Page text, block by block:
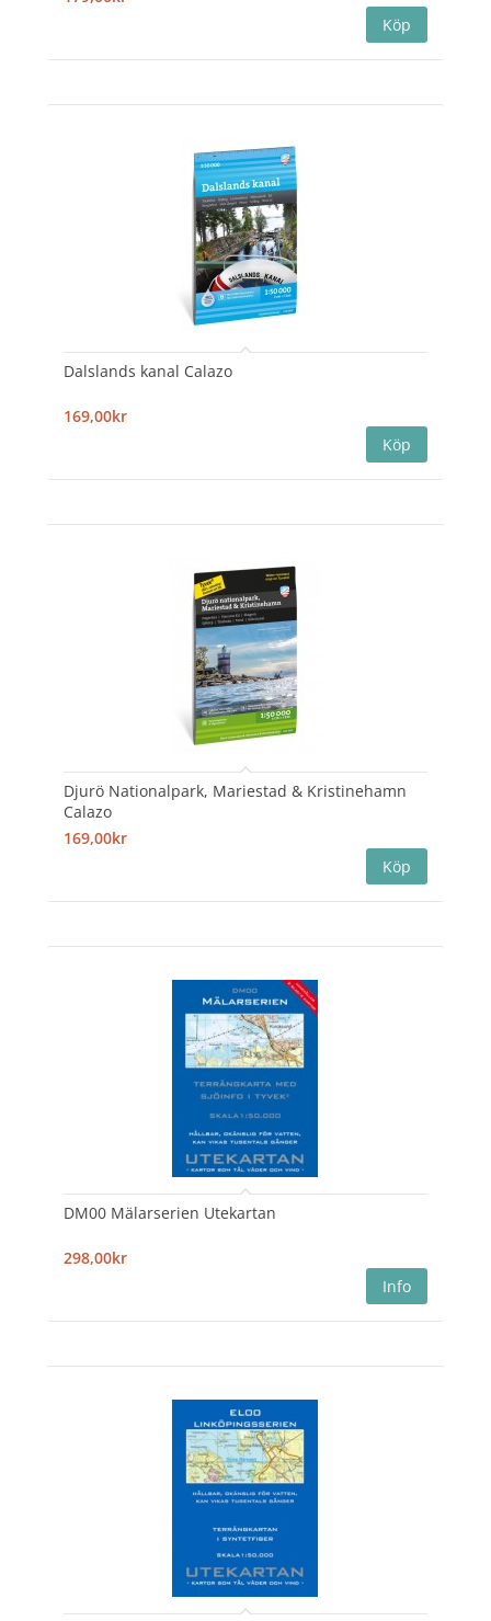
Dalslands kanal Calazo
169,00kr
Djurö Nationalpark, Mariestad & Kristinehamn
Calazo
169,00kr
DM00 Mälarserien Utekartan
298,00kr